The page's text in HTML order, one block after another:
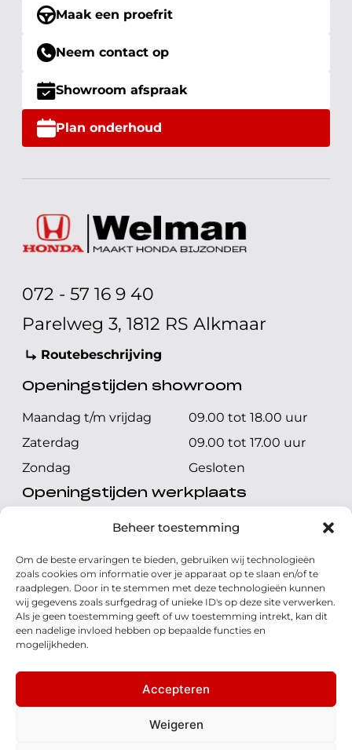
Beheer toestemming
Om de beste ervaringen te bieden, gebruiken wij technologieën
zoals cookies om informatie over je apparaat op te slaan en/of te
raadplegen. Door in te stemmen met deze technologieën kunnen
wij gegevens zoals surfgedrag of unieke ID's op deze site verwerken.
Als je geen toestemming geeft of uw toestemming intrekt, kan dit
een nadelige invloed hebben op bepaalde functies en
mogelijkheden.
Accepteren
Weigeren
Maak een proefrit
Neem contact op
Showroom afspraak
Plan onderhoud
072 - 57 16 9 40
Parelweg 3, 1812 RS Alkmaar
Routebeschrijving
Openingstijden showroom
Maandag t/m vrijdag
09.00 tot 18.00 uur
Zaterdag
09.00 tot 17.00 uur
Zondag
Gesloten
Openingstijden werkplaats
Maandag t/m vrijdag
08.00 tot 17.00 uur
Zondag
Gesloten
Volg ons
© 2026 - Honda Welman